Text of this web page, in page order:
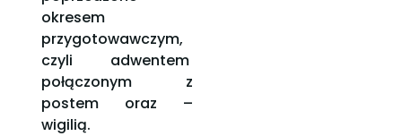
okresem
przygotowawczym,
czyli adwentem
połączonym z
postem oraz –
wigilią.